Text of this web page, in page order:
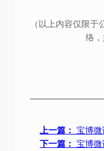
（以上内容仅限
络，
上一篇： 宝博
下一篇： 宝博